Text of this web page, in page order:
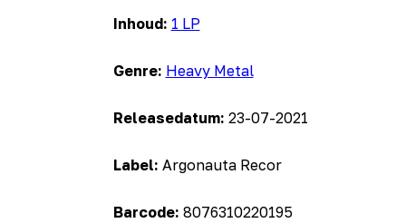
Inhoud: 1 LP
Genre: Heavy Metal
Releasedatum: 23-07-2021
Label: Argonauta Recor
Barcode: 8076310220195